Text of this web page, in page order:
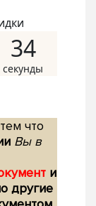
33
что
Вы в
и
другие